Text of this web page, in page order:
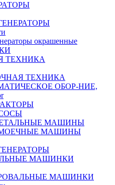
окрашенные
ТЕХНИКА
ТЕХНИКА
ОБОР-НИЕ,
МАШИНЫ
МАШИНЫ
МАШИНКИ
МАШИНКИ